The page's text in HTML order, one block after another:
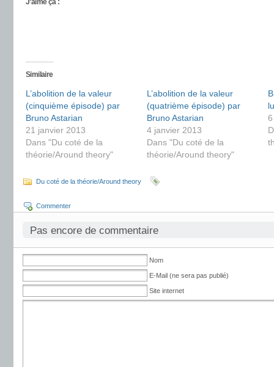
J’aime ça :
Similaire
L’abolition de la valeur
(cinquième épisode) par
Bruno Astarian
21 janvier 2013
Dans "Du coté de la
théorie/Around theory"
L’abolition de la valeur
(quatrième épisode) par
Bruno Astarian
4 janvier 2013
Dans "Du coté de la
théorie/Around theory"
Du coté de la théorie/Around theory
Commenter
Pas encore de commentaire
Nom
E-Mail (ne sera pas publié)
Site internet